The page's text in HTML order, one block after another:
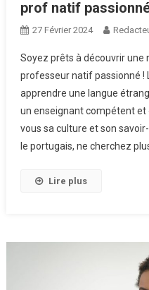
prof natif
27 Février 2024
Soyez prêts à découvrir une
professeur natif passionné !
apprendre une langue
un enseignant compétent
vous sa culture et son
le portugais, ne cherchez
Lire plus